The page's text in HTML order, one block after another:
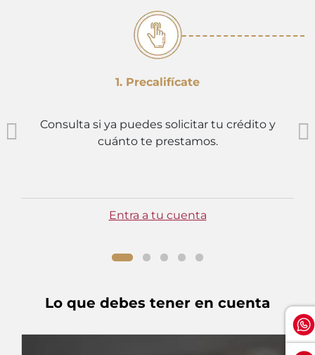
1. Precalifícate
Consulta si ya puedes solicitar tu crédito y
cuánto te prestamos.
Entra a tu cuenta
Lo que debes tener en cuenta